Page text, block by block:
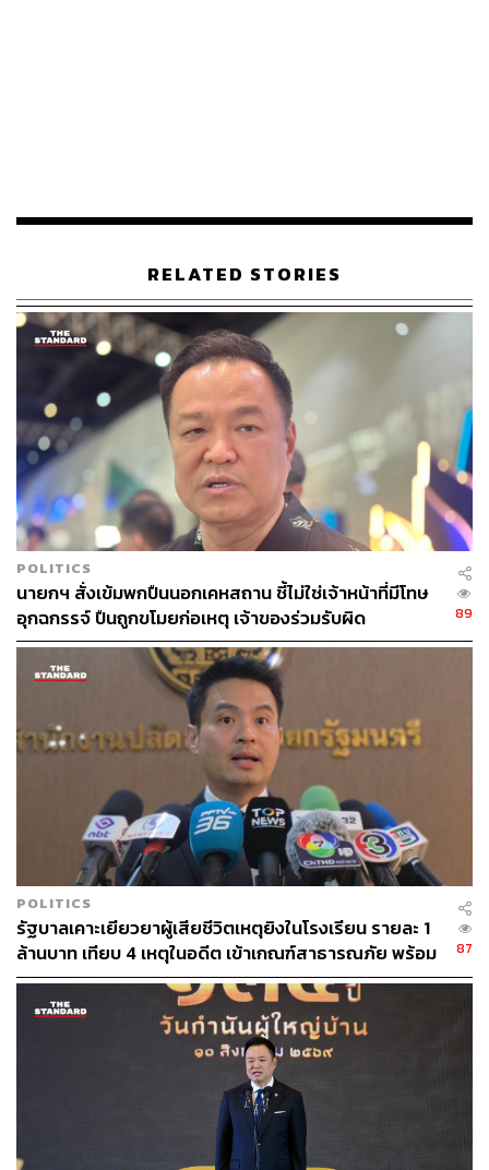
RELATED STORIES
POLITICS
นายกฯ สั่งเข้มพกปืนนอกเคหสถาน ชี้ไม่ใช่เจ้าหน้าที่มีโทษ
อุกฉกรรจ์ ปืนถูกขโมยก่อเหตุ เจ้าของร่วมรับผิด
89
POLITICS
รัฐบาลเคาะเยียวยาผู้เสียชีวิตเหตุยิงในโรงเรียน รายละ 1
ล้านบาท เทียบ 4 เหตุในอดีต เข้าเกณฑ์สาธารณภัย พร้อม
เร่งจ่ายโดยเร็ว
87